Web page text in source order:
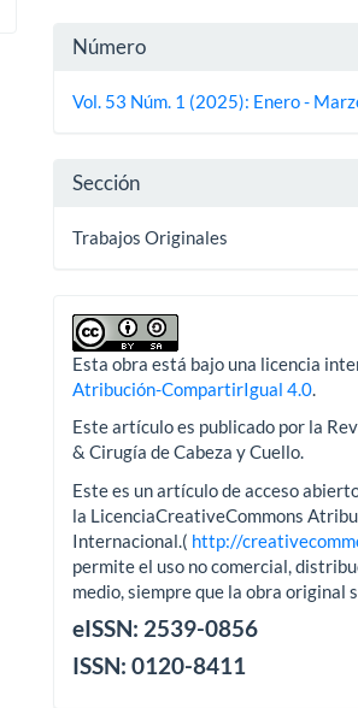
Detalles
del
Número
Vol. 53 Núm. 1 (2025): Enero -
Sección
Trabajos Originales
Esta obra está bajo una licencia
Atribución-CompartirIgual 4.0
Este artículo es publicado por la
& Cirugía de Cabeza y Cuello.
Este es un artículo de acceso
la LicenciaCreativeCommons
Internacional.( http://
permite el uso no comercial,
medio, siempre que la obra original
eISSN: 2539-0856
ISSN: 0120-8411